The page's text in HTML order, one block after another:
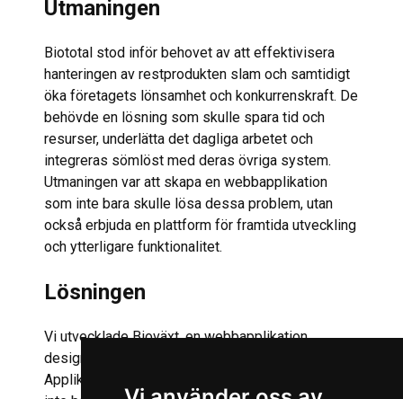
Utmaningen
Biototal stod inför behovet av att effektivisera
hanteringen av restprodukten slam och samtidigt
öka företagets lönsamhet och konkurrenskraft. De
behövde en lösning som skulle spara tid och
resurser, underlätta det dagliga arbetet och
integreras sömlöst med deras övriga system.
Utmaningen var att skapa en webbapplikation
som inte bara skulle lösa dessa problem, utan
också erbjuda en plattform för framtida utveckling
och ytterligare funktionalitet.
Lösningen
Vi utvecklade Bioväxt, en webbapplikation
designad för att möta alla Biototals behov.
Applikationen är en problemlösare av rang, som